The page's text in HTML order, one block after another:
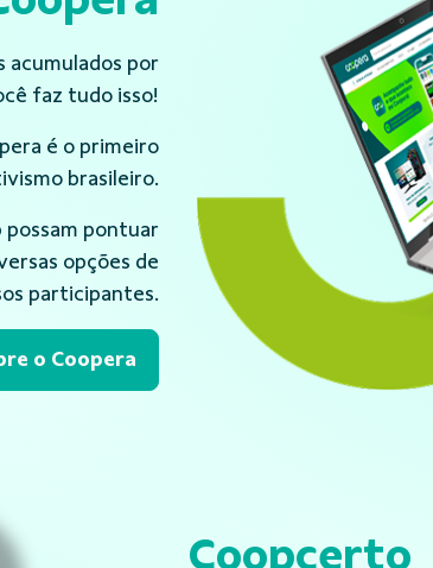
acumulados por
faz tudo isso!
é o primeiro
brasileiro.
possam pontuar
opções de
participantes.
o Coopera
Coopcerto